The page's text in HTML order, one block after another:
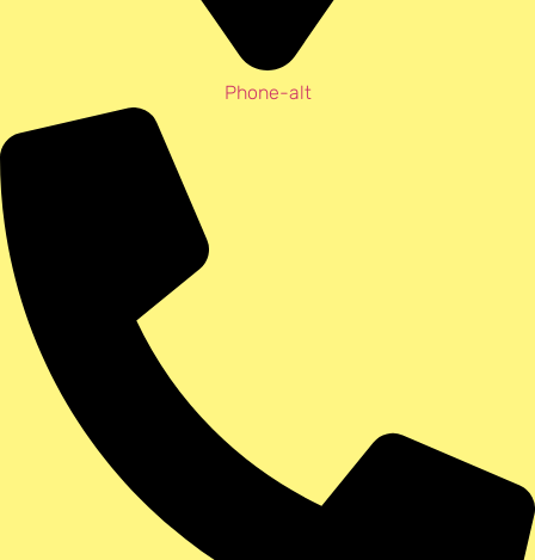
Phone-alt